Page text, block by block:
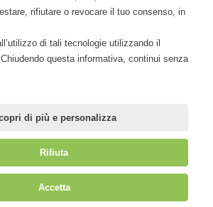
S.r.l.| P.IVA IT09580130962 | Cap. Soc.
rifiutare o revocare il tuo consenso, in
di tali tecnologie utilizzando il
questa informativa, continui senza
di più e personalizza
Rifiuta
Accetta